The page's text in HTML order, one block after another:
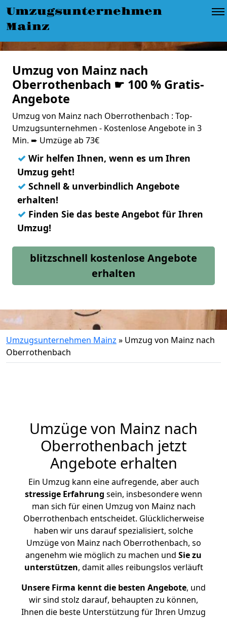
Umzugsunternehmen
Mainz
Umzug von Mainz nach
Oberrothenbach ☛ 100 % Gratis-
Angebote
Umzug von Mainz nach Oberrothenbach : Top-
Umzugsunternehmen - Kostenlose Angebote in 3
Min. ➨ Umzüge ab 73€
✓ Wir helfen Ihnen, wenn es um Ihren
Umzug geht!
✓ Schnell & unverbindlich Angebote
erhalten!
✓ Finden Sie das beste Angebot für Ihren
Umzug!
blitzschnell kostenlose Angebote
erhalten
Umzugsunternehmen Mainz » Umzug von Mainz nach
Oberrothenbach
Umzüge von Mainz nach
Oberrothenbach jetzt
Angebote erhalten
Ein Umzug kann eine aufregende, aber auch
stressige Erfahrung sein, insbesondere wenn
man sich für einen Umzug von Mainz nach
Oberrothenbach entscheidet. Glücklicherweise
haben wir uns darauf spezialisiert, solche
Umzüge von Mainz nach Oberrothenbach, so
angenehm wie möglich zu machen und Sie zu
unterstützen, damit alles reibungslos verläuft
Unsere Firma kennt die besten Angebote, und
wir sind stolz darauf, behaupten zu können,
Ihnen die beste Unterstützung für Ihren Umzug